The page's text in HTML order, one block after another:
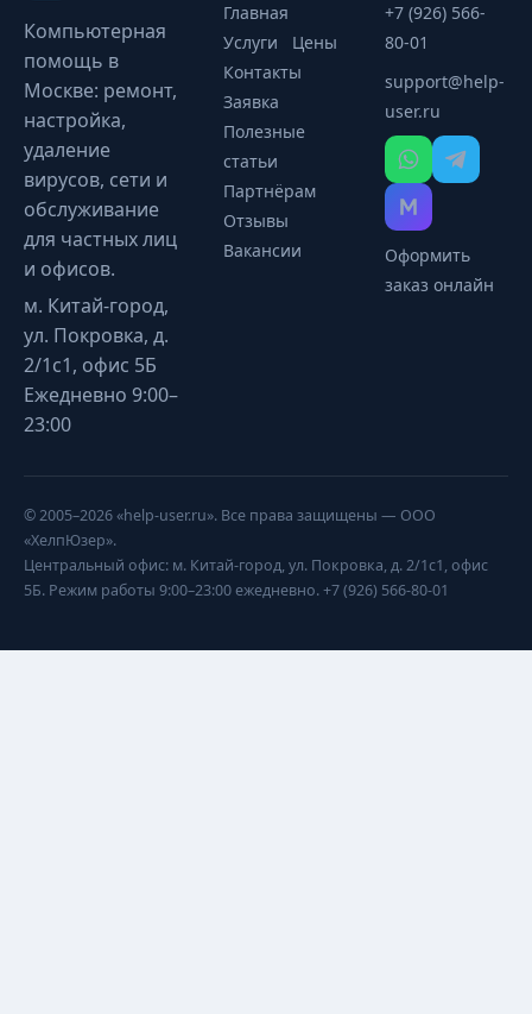
Компьютерная
помощь в
Москве: ремонт,
настройка,
удаление
вирусов, сети и
обслуживание
для частных лиц
и офисов.
м. Китай-город,
ул. Покровка, д.
2/1с1, офис 5Б
Ежедневно 9:00–
23:00
Главная
Услуги
Цены
Контакты
Заявка
Полезные
статьи
Партнёрам
Отзывы
Вакансии
+7 (926) 566-
80-01
support@help-
user.ru
Оформить
заказ онлайн
© 2005–2026 «help-user.ru». Все права защищены — ООО
«ХелпЮзер».
Центральный офис: м. Китай-город, ул. Покровка, д. 2/1с1, офис
5Б. Режим работы 9:00–23:00 ежедневно. +7 (926) 566-80-01